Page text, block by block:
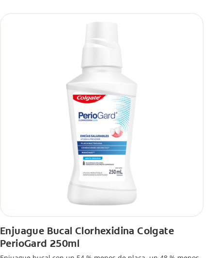
Enjuague Bucal Clorhexidina Colgate
PerioGard 250ml